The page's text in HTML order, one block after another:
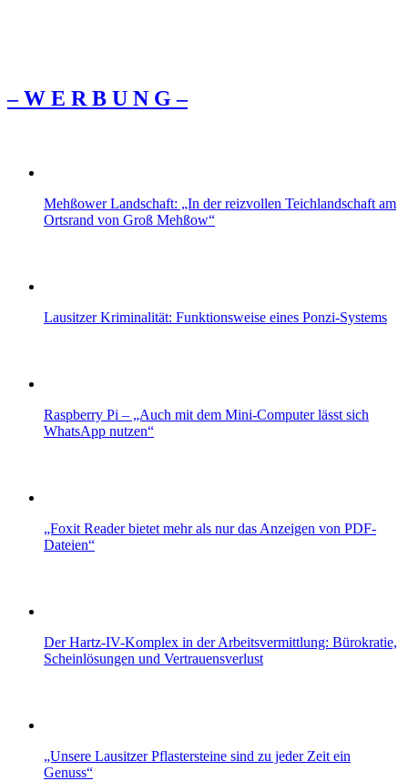
– W Ε R Β U Ν G –
Mehßower Landschaft: „In der reizvollen Teichlandschaft am
Ortsrand von Groß Mehßow“
Lausitzer Kriminalität: Funktionsweise eines Ponzi-Systems
Raspberry Pi – „Auch mit dem Mini-Computer lässt sich
WhatsApp nutzen“
„Foxit Reader bietet mehr als nur das Anzeigen von PDF-
Dateien“
Der Hartz-IV-Komplex in der Arbeitsvermittlung: Bürokratie,
Scheinlösungen und Vertrauensverlust
„Unsere Lausitzer Pflastersteine sind zu jeder Zeit ein
Genuss“